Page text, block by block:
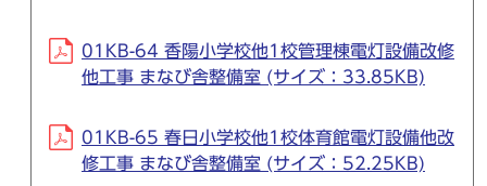
01KB-64 香陽小学校他1校管理棟電灯設備改修
他工事 まなび舎整備室 (サイズ：33.85KB)
01KB-65 春日小学校他1校体育館電灯設備他改
修工事 まなび舎整備室 (サイズ：52.25KB)